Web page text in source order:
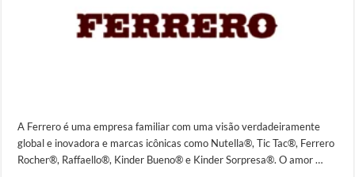
A Ferrero é uma empresa familiar com uma visão verdadeiramente
global e inovadora e marcas icônicas como Nutella®, Tic Tac®, Ferrero
Rocher®, Raffaello®, Kinder Bueno® e Kinder Sorpresa®. O amor …